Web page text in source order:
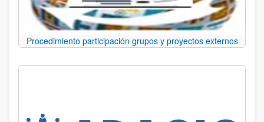
Procedimiento participación grupos y proyectos externos